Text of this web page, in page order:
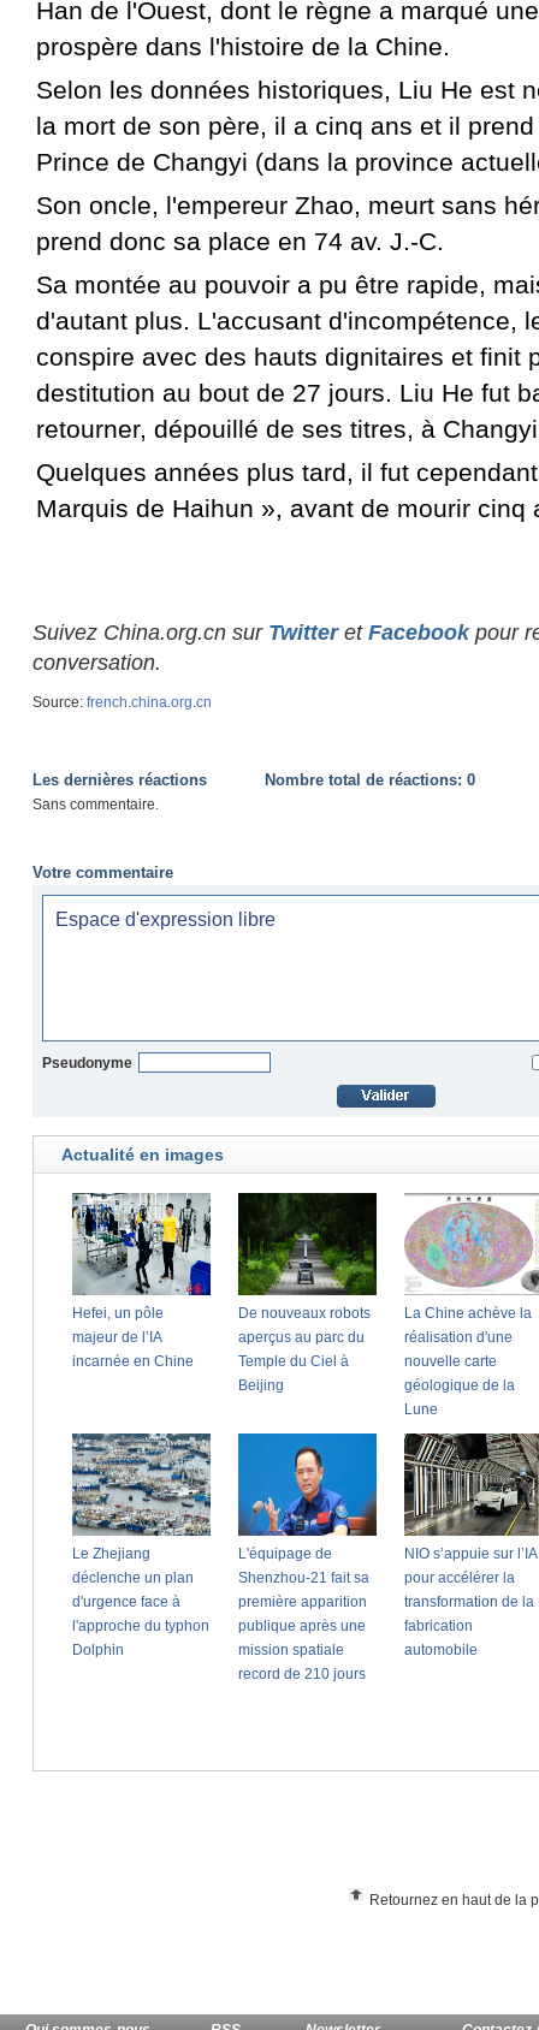
Han de l'Ouest, dont le règne a marqué
prospère dans l'histoire de la Chine.
Selon les données historiques, Liu He est
la mort de son père, il a cinq ans et il
Prince de Changyi (dans la province
Son oncle, l'empereur Zhao, meurt sans
prend donc sa place en 74 av. J.-C.
Sa montée au pouvoir a pu être rapide,
d'autant plus. L'accusant d'incompétence,
conspire avec des hauts dignitaires et finit
destitution au bout de 27 jours. Liu He fut
retourner, dépouillé de ses titres, à
Quelques années plus tard, il fut
Marquis de Haihun », avant de mourir cinq
Suivez China.org.cn sur Twitteret Facebookpour
conversation.
Source: french.china.org.cn
Les dernières réactions Nombre total de réactions: 0
Sans commentaire.
Votre commentaire
Pseudonyme
Retournez en haut de la